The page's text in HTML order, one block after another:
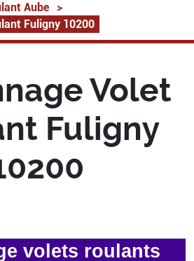
Aube
>
Fuligny 10200
Volet
Fuligny
volets roulants